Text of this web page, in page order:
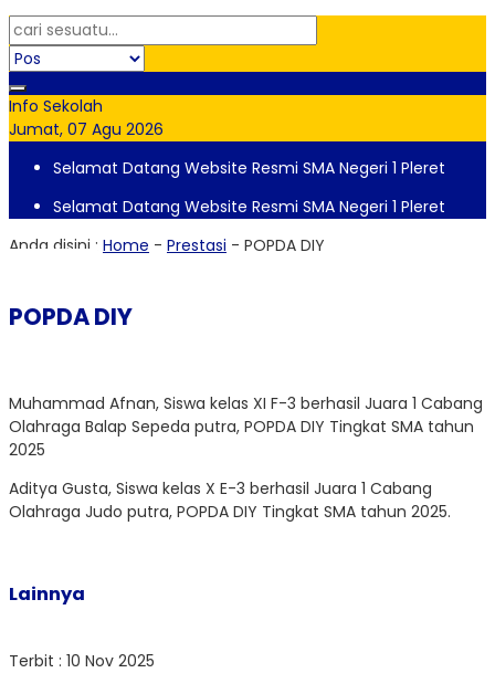
Info Sekolah
Jumat, 07 Agu 2026
Selamat Datang Website Resmi SMA Negeri 1 Pleret
Selamat Datang Website Resmi SMA Negeri 1 Pleret
Anda disini : Home - Prestasi - POPDA DIY
POPDA DIY
Muhammad Afnan, Siswa kelas XI F-3 berhasil Juara 1 Cabang
Olahraga Balap Sepeda putra, POPDA DIY Tingkat SMA tahun
2025
Aditya Gusta, Siswa kelas X E-3 berhasil Juara 1 Cabang
Olahraga Judo putra, POPDA DIY Tingkat SMA tahun 2025.
Lainnya
Terbit : 10 Nov 2025